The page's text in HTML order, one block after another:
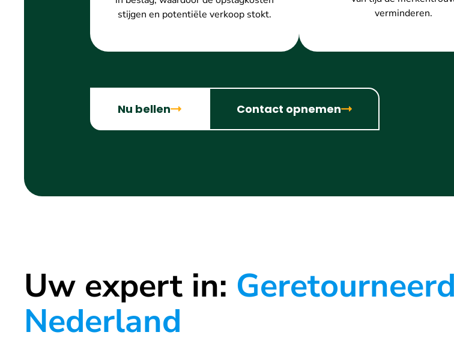
stijgen en potentiële verkoop stokt.
verminderen.
Nu bellen Contact opnemen
Uw expert in:
Nederland